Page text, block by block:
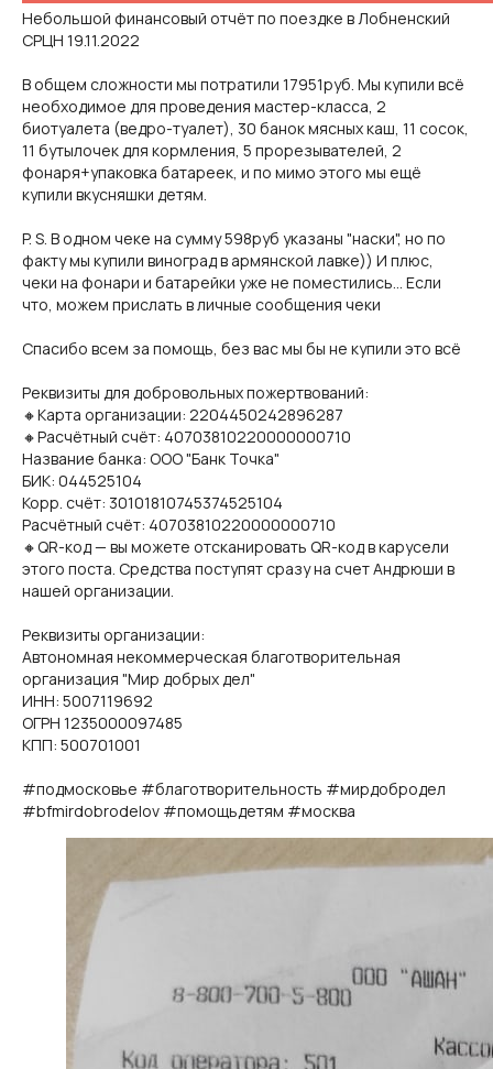
Небольшой финансовый отчёт по поездке в Лобненский
СРЦН 19.11.2022
В общем сложности мы потратили 17951руб. Мы купили всё
необходимое для проведения мастер-класса, 2
биотуалета (ведро-туалет), 30 банок мясных каш, 11 сосок,
11 бутылочек для кормления, 5 прорезывателей, 2
фонаря+упаковка батареек, и по мимо этого мы ещё
купили вкусняшки детям.
P. S. В одном чеке на сумму 598руб указаны "наски", но по
факту мы купили виноград в армянской лавке)) И плюс,
чеки на фонари и батарейки уже не поместились... Если
что, можем прислать в личные сообщения чеки
Спасибо всем за помощь, без вас мы бы не купили это всё
Реквизиты для добровольных пожертвований:
🔸Карта организации: 2204450242896287
🔸Расчётный счёт: 40703810220000000710
Название банка: ООО "Банк Точка"
БИК: 044525104
Корр. счёт: 30101810745374525104
Расчётный счёт: 40703810220000000710
🔸QR-код — вы можете отсканировать QR-код в карусели
этого поста. Средства поступят сразу на счет Андрюши в
нашей организации.
Реквизиты организации:
Автономная некоммерческая благотворительная
организация "Мир добрых дел"
ИНН: 5007119692
ОГРН 1235000097485
КПП: 500701001
#подмосковье #благотворительность #мирдобродел
#bfmirdobrodelov #помощьдетям #москва